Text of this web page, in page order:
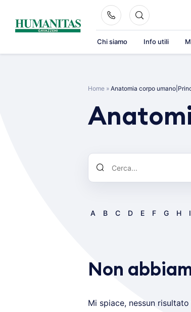
content
Chi siamo Info utili
Home » Anatomia corpo
A B C D E F G H I
Non
Mi spiace, nessun